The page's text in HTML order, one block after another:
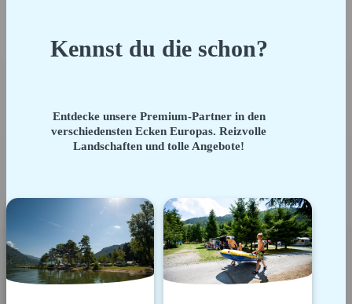
Kennst du die schon?
Entdecke unsere Premium-Partner in den
verschiedensten Ecken Europas. Reizvolle
Landschaften und tolle Angebote!